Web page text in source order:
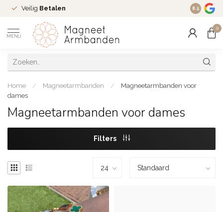
Veilig Betalen Ruim 16
8.5
MENU
0
Home / Magneetarmbanden /
Magneetarmbanden voor
dames
Magneetarmbanden voor dames
Filters